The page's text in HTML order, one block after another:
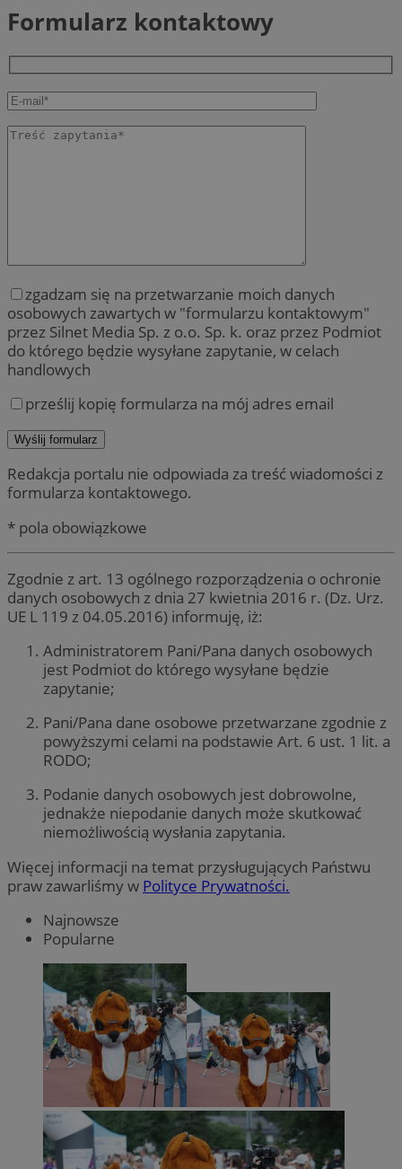
Formularz kontaktowy
zgadzam się na przetwarzanie moich danych
osobowych zawartych w "formularzu kontaktowym"
przez Silnet Media Sp. z o.o. Sp. k. oraz przez Podmiot
do którego będzie wysyłane zapytanie, w celach
handlowych
prześlij kopię formularza na mój adres email
Redakcja portalu nie odpowiada za treść wiadomości z
formularza kontaktowego.
* pola obowiązkowe
Zgodnie z art. 13 ogólnego rozporządzenia o ochronie
danych osobowych z dnia 27 kwietnia 2016 r. (Dz. Urz.
UE L 119 z 04.05.2016) informuję, iż:
Administratorem Pani/Pana danych osobowych
jest Podmiot do którego wysyłane będzie
zapytanie;
Pani/Pana dane osobowe przetwarzane zgodnie z
powyższymi celami na podstawie Art. 6 ust. 1 lit. a
RODO;
Podanie danych osobowych jest dobrowolne,
jednakże niepodanie danych może skutkować
niemożliwością wysłania zapytania.
Więcej informacji na temat przysługujących Państwu
praw zawarliśmy w Polityce Prywatności.
Najnowsze
Popularne